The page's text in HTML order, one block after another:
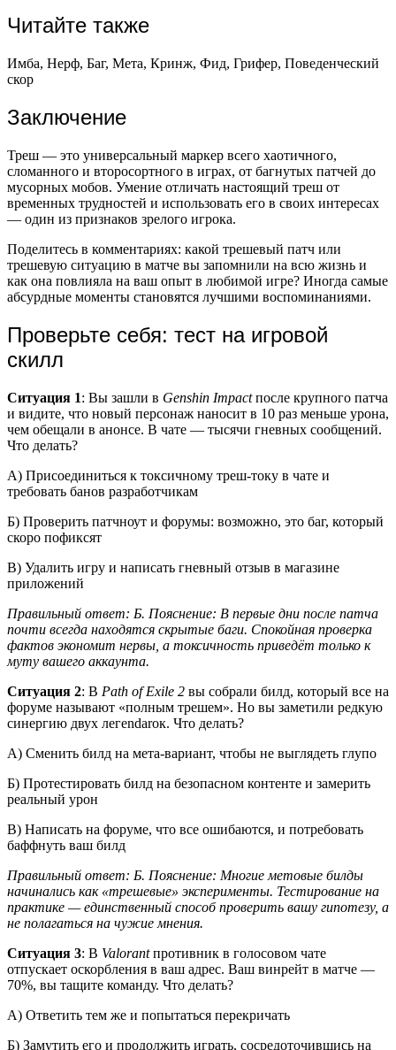
Читайте также
Имба, Нерф, Баг, Мета, Кринж, Фид, Грифер, Поведенческий
скор
Заключение
Треш — это универсальный маркер всего хаотичного,
сломанного и второсортного в играх, от багнутых патчей до
мусорных мобов. Умение отличать настоящий треш от
временных трудностей и использовать его в своих интересах
— один из признаков зрелого игрока.
Поделитесь в комментариях: какой трешевый патч или
трешевую ситуацию в матче вы запомнили на всю жизнь и
как она повлияла на ваш опыт в любимой игре? Иногда самые
абсурдные моменты становятся лучшими воспоминаниями.
Проверьте себя: тест на игровой
скилл
Ситуация 1: Вы зашли в Genshin Impactпосле крупного патча
и видите, что новый персонаж наносит в 10 раз меньше урона,
чем обещали в анонсе. В чате — тысячи гневных сообщений.
Что делать?
А) Присоединиться к токсичному треш-току в чате и
требовать банов разработчикам
Б) Проверить патчноут и форумы: возможно, это баг, который
скоро пофиксят
В) Удалить игру и написать гневный отзыв в магазине
приложений
Правильный ответ: Б. Пояснение: В первые дни после патча
почти всегда находятся скрытые баги. Спокойная проверка
фактов экономит нервы, а токсичность приведёт только к
муту вашего аккаунта.
Ситуация 2: В Path of Exile 2 вы собрали билд, который все на
форуме называют «полным трешем». Но вы заметили редкую
синергию двух легendarок. Что делать?
А) Сменить билд на мета-вариант, чтобы не выглядеть глупо
Б) Протестировать билд на безопасном контенте и замерить
реальный урон
В) Написать на форуме, что все ошибаются, и потребовать
баффнуть ваш билд
Правильный ответ: Б. Пояснение: Многие метовые билды
начинались как «трешевые» эксперименты. Тестирование на
практике — единственный способ проверить вашу гипотезу, а
не полагаться на чужие мнения.
Ситуация 3: В Valorantпротивник в голосовом чате
отпускает оскорбления в ваш адрес. Ваш винрейт в матче —
70%, вы тащите команду. Что делать?
А) Ответить тем же и попытаться перекричать
Б) Замутить его и продолжить играть, сосредоточившись на